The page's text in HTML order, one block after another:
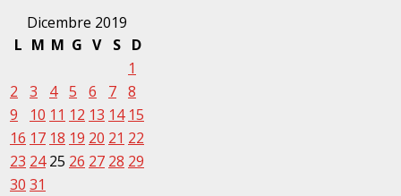
Dicembre 2019
L M M G V S
D
1
2
3 4 5 6 7 8
9
10 11 12 13 14 15
16 17 18 19 20 21 22
23 24 25 26 27 28 29
30 31